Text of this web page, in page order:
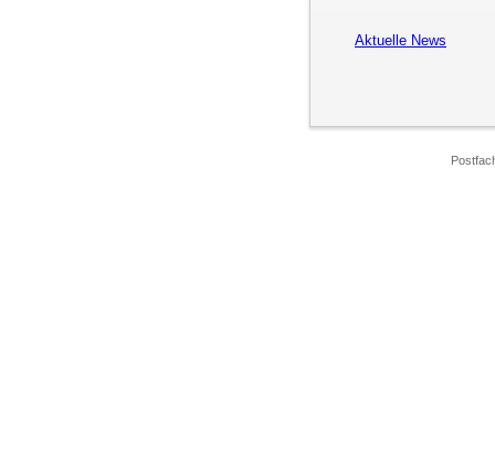
Aktuelle News